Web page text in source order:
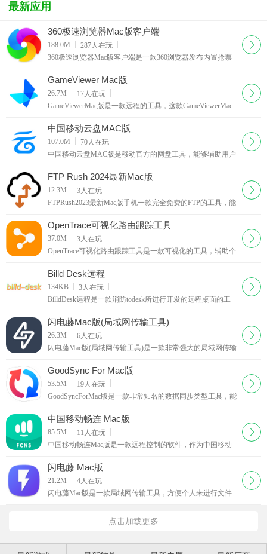
最新应用
360极速浏览器Mac版客户端
188.0M 287人在玩
360极速浏览器Mac版客户端是一款360浏览器发布内置抢票
360浏览器一直以来安全、稳定、快速的特性，其内置的
下载
GameViewer Mac版
26.7M 17人在玩
GameViewerMac版是一款远程的工具，这款GameViewerMac
GameViewerMac版来随时的控制你所需要的设备，作为网易
下载
中国移动云盘MAC版
107.0M 70人在玩
中国移动云盘MAC版是移动官方的网盘工具，能够辅助用户
从上面下载各种文件，也能够保存你在Mac上面的重要文
下载
FTP Rush 2024最新Mac版
12.3M 3人在玩
FTPRush2023最新Mac版手机一款完全免费的FTP的工具，能
FTP的方式将文件传输到自己所需要的服务器上面，完
下载
OpenTrace可视化路由跟踪工具
37.0M 3人在玩
OpenTrace可视化路由跟踪工具是一款可视化的工具，辅助个
化路由跟踪工具来追踪你路由的状况，让你了解到
下载
Billd Desk远程
134KB 3人在玩
BilldDesk远程是一款消防todesk所进行开发的远程桌面的工
任何在使用上面的限制，通过这款BilldDesk远程来
下载
闪电藤Mac版(局域网传输工具)
26.3M 6人在玩
闪电藤Mac版(局域网传输工具)是一款非常强大的局域网传输
软件支持Windows、MacOS以及安卓端，软件是完全免
下载
GoodSync For Mac版
53.5M 19人在玩
GoodSyncForMac版是一款非常知名的数据同步类型工具，能
步上面的需求，通过这款数据同步的工具来同步你在
下载
中国移动畅连 Mac版
85.5M 11 人在玩
中国移动畅连Mac版是一款远程控制的软件，作为中国移动
相互的远程控制，满足个人在不同的设备上面对于远程
下载
闪电藤 Mac版
21.2M 4人在玩
闪电藤Mac版是一款局域网传输工具，方便个人来进行文件
下载
点击加载更多